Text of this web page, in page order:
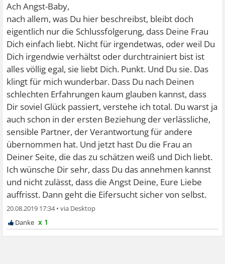
Ach Angst-Baby,
nach allem, was Du hier beschreibst, bleibt doch
eigentlich nur die Schlussfolgerung, dass Deine Frau
Dich einfach liebt. Nicht für irgendetwas, oder weil Du
Dich irgendwie verhältst oder durchtrainiert bist ist
alles völlig egal, sie liebt Dich. Punkt. Und Du sie. Das
klingt für mich wunderbar. Dass Du nach Deinen
schlechten Erfahrungen kaum glauben kannst, dass
Dir soviel Glück passiert, verstehe ich total. Du warst ja
auch schon in der ersten Beziehung der verlässliche,
sensible Partner, der Verantwortung für andere
übernommen hat. Und jetzt hast Du die Frau an
Deiner Seite, die das zu schätzen weiß und Dich liebt.
Ich wünsche Dir sehr, dass Du das annehmen kannst
und nicht zulässt, dass die Angst Deine, Eure Liebe
auffrisst. Dann geht die Eifersucht sicher von selbst.
20.08.2019 17:34•
x 1